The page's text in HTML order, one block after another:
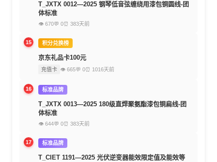
T_JXTX 0012—2025 钢琴低音弦缠绕用漆包铜圆线-团
体标准
👁 670💬 0⏰ 383天前
15 积分兑换榜
京东礼品卡100元
充值卡 👁 665💬 0⏰ 1016天前
16 标准品牌
T_JXTX 0013—2025 180级直焊聚氨酯漆包铜扁线-团
体标准
👁 644💬 0⏰ 383天前
17 标准品牌
T_CIET 1191—2025 光伏逆变器能效限定值及能效等